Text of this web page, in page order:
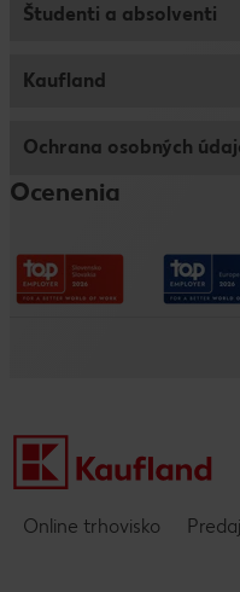
Centrála
Študenti a absolventi
Leadership program
Brigády pre študentov
Kaufland
Rozvoj zamestnancov
Benefity
Výberový proces
Spoločnosť
Podujatia
Ochrana osobných
Tiráž
Ocenenia
Online trhovisko